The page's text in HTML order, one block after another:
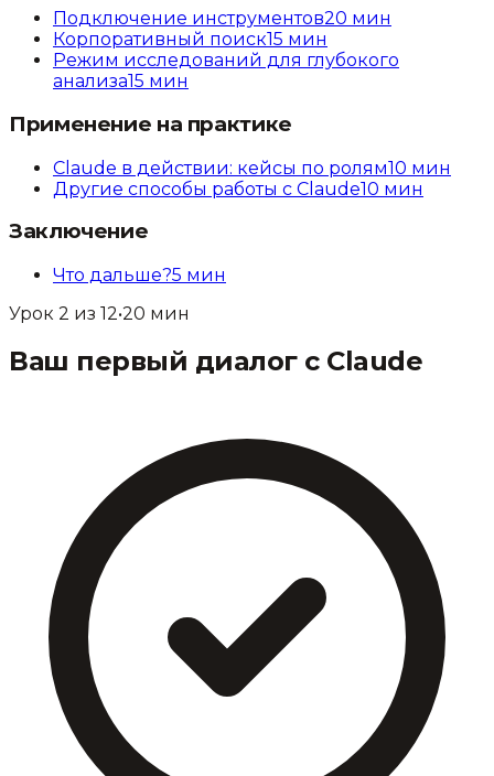
Подключение инструментов20 мин
Корпоративный поиск15 мин
Режим исследований для глубокого
анализа15 мин
Применение на практике
Claude в действии: кейсы по ролям10 мин
Другие способы работы с Claude10 мин
Заключение
Что дальше?5 мин
Урок 2 из 12•20 мин
Ваш первый диалог с Claude